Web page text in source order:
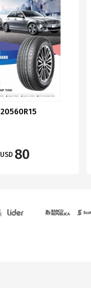
20560R15
USD 80